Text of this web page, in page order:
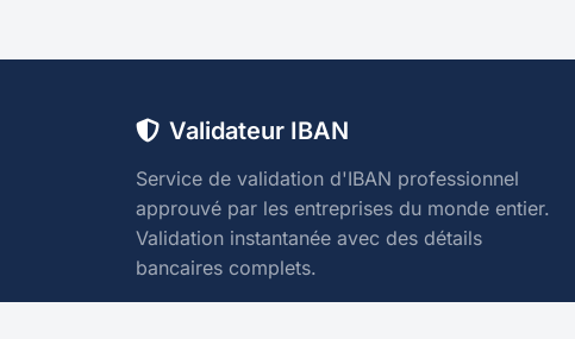
Validateur IBAN
Service de validation d'IBAN professionnel
approuvé par les entreprises du monde entier.
Validation instantanée avec des détails
bancaires complets.